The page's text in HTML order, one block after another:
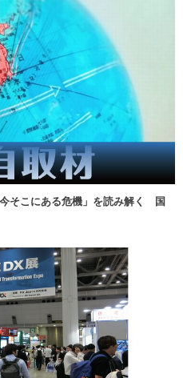
今そこにある危機」を読み解く 国